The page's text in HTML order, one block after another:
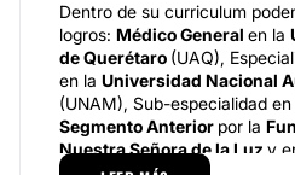
Dentro de su curriculum
logros: Médico General en la
de Querétaro (UAQ),
en la Universidad Nacional
(UNAM), Sub-especialidad en
Segmento Anterior por la
Nuestra Señora de la Luz y